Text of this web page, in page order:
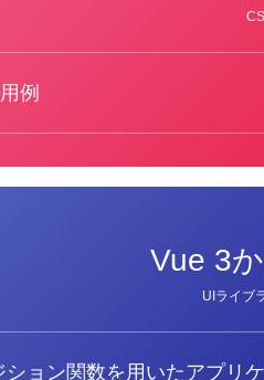
例
Vue 3
UIライブ
ション関数を用いたアプリ